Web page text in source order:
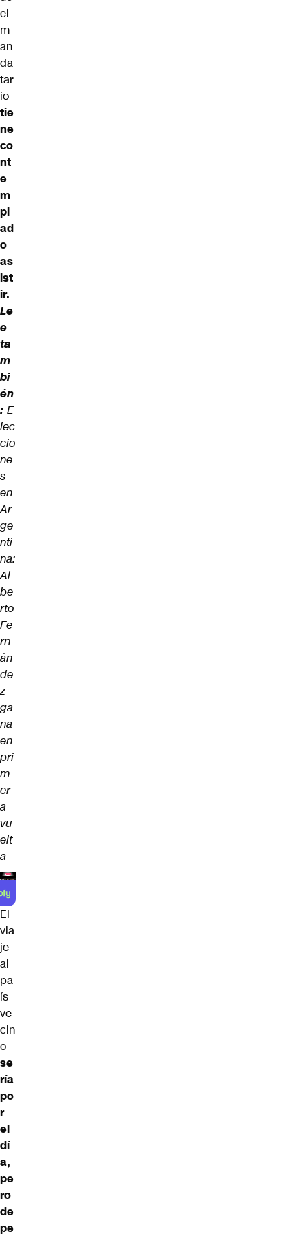
el
m
an
da
tar
io
tie
ne
co
nt
e
m
pl
ad
o
as
ist
ir.
Le
e
ta
m
bi
én
: E
lec
cio
ne
s
en
Ar
ge
nti
na:
Al
be
rto
Fe
rn
án
de
z
ga
na
en
pri
m
er
a
vu
elt
a
El
via
je
al
pa
ís
ve
cin
o
se
ría
po
r
el
dí
a,
pe
ro
de
pe